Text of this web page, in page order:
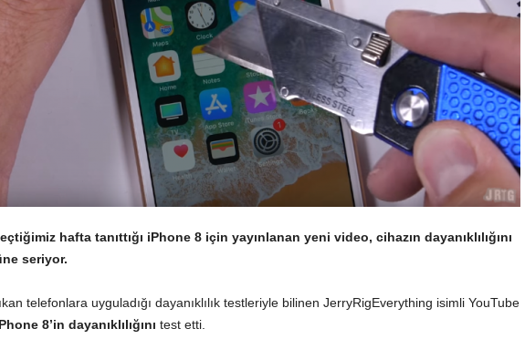
hafta tanıttığı iPhone 8 için yayınlanan yeni video, cihazın dayanıklılığını
seriyor.
telefonlara uyguladığı dayanıklılık testleriyle bilinen JerryRigEverything isimli YouTube
8’in dayanıklılığını test etti.